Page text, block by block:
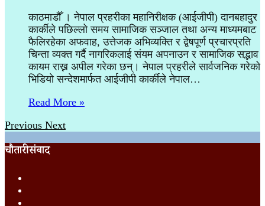
काठमाडौँ । नेपाल प्रहरीका महानिरीक्षक (आईजीपी) दानबहादुर
कार्कीले पछिल्लो समय सामाजिक सञ्जाल तथा अन्य माध्यमबाट
फैलिरहेका अफवाह, उत्तेजक अभिव्यक्ति र द्वेषपूर्ण प्रचारप्रति
चिन्ता व्यक्त गर्दै नागरिकलाई संयम अपनाउन र सामाजिक सद्भाव
कायम राख्न अपील गरेका छन्। नेपाल प्रहरीले सार्वजनिक गरेको
भिडियो सन्देशमार्फत आईजीपी कार्कीले नेपाल…
Read More »
Previous Next
चौतारी संवाद